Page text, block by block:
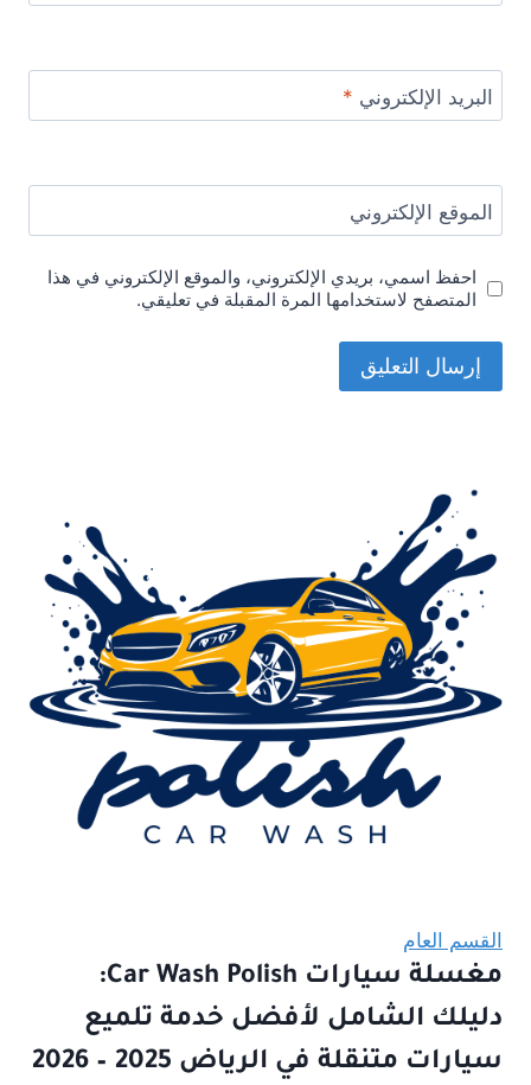
البريد الإلكتروني *
الموقع الإلكتروني
احفظ اسمي، بريدي الإلكتروني، والموقع الإلكتروني في هذا
المتصفح لاستخدامها المرة المقبلة في تعليقي.
القسم العام
مغسلة سيارات Car Wash Polish:
دليلك الشامل لأفضل خدمة تلميع
سيارات متنقلة في الرياض 2025 – 2026